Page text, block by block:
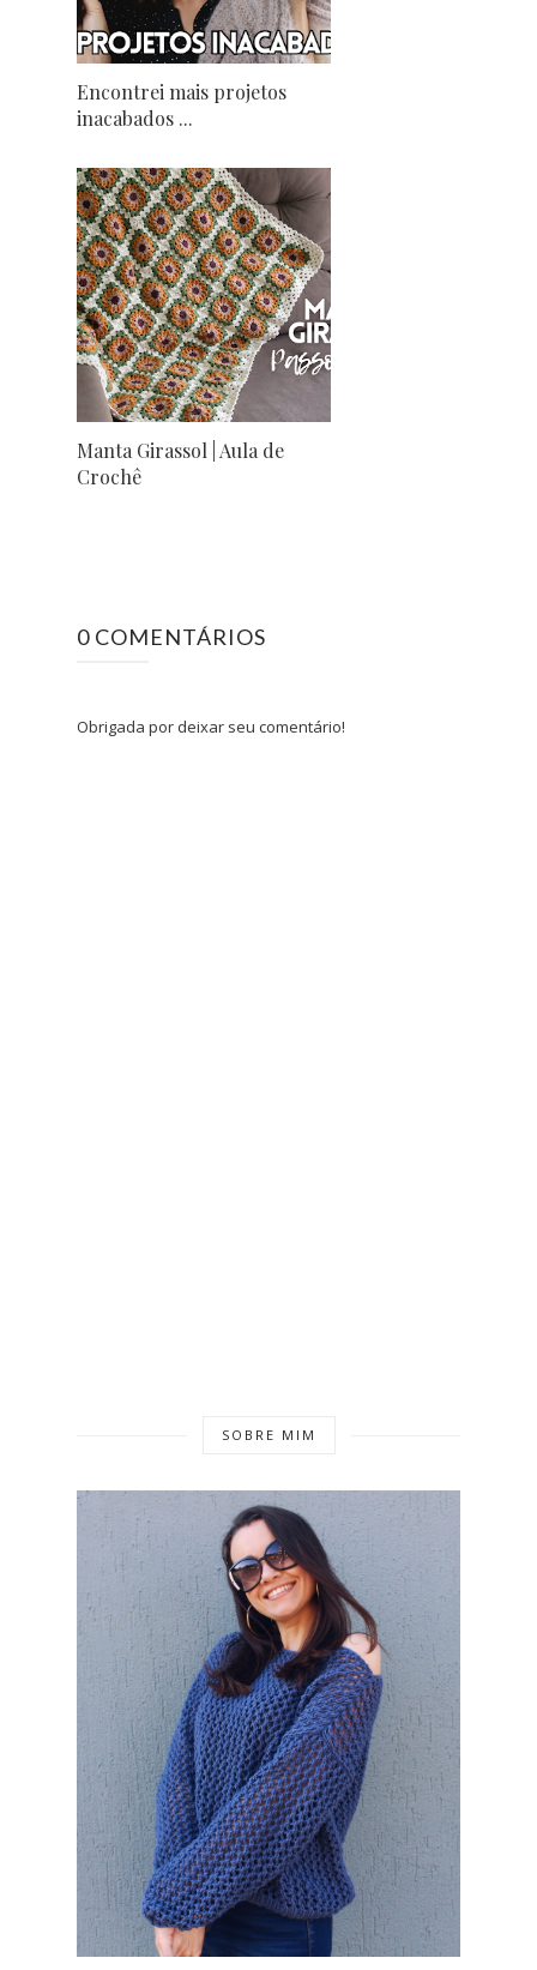
Encontrei mais projetos
inacabados ...
Manta Girassol | Aula de
Crochê
0 COMENTÁRIOS
Obrigada por deixar seu comentário!
SOBRE MIM